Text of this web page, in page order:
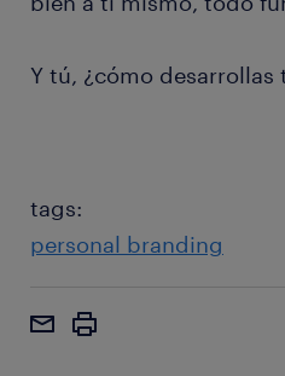
Y tú, ¿cómo
tags:
personal branding